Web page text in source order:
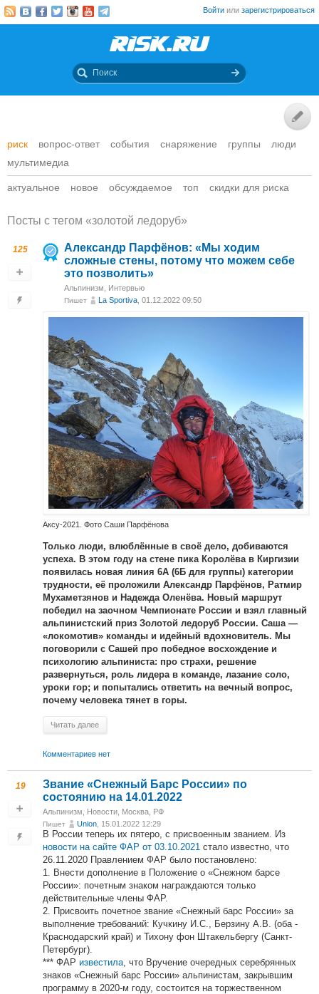
Войти или зарегистрироваться
риск вопрос-ответ события снаряжение группы
люди
мультимедиа
актуальное новое обсуждаемое топ скидки для риска
Посты c тегом «золотой ледоруб»
125
Александр Парфёнов: «Мы ходим
сложные стены, потому что можем себе
это позволить»
Альпинизм Интервью
Пишет La Sportiva , 01.12.2022 09:50
Аксу-2021. Фото Саши Парфёнова
Только люди, влюблённые в своё дело, добиваются
успеха. В этом году на стене пика Королёва в Киргизии
появилась новая линия 6А (6Б для группы) категории
трудности, её проложили Александр Парфёнов, Ратмир
Мухаметзянов и Надежда Оленёва. Новый маршрут
победил на заочном Чемпионате России и взял главный
альпинистский приз Золотой ледоруб России. Саша —
«локомотив» команды и идейный вдохновитель. Мы
поговорили с Сашей про победное восхождение и
психологию альпиниста: про страхи, решение
развернуться, роль лидера в команде, лазание соло,
уроки гор; и попытались ответить на вечный вопрос,
почему человека тянет в горы.
Читать далее
Комментариев нет
19
Звание «Снежный Барс России» по
состоянию на 14.01.2022
Альпинизм Новости Москва, РФ
Пишет Union , 15.01.2022 12:29
В России теперь их пятеро, с присвоенным званием. Из
новости на сайте ФАР от 03.10.2021 стало известно, что
26.11.2020 Правлением ФАР было постановлено:
1. Внести дополнение в Положение о «Снежном барсе
России»: почетным знаком награждаются только
действительные члены ФАР.
2. Присвоить почетное звание «Снежный барс России» за
выполнение требований: Кучкину И.С., Берзину А.В. (оба -
Краснодарский край) и Тихону фон Штакельбергу (Санкт-
Петербург).
*** ФАР известила , что Вручение очередных серебрянных
знаков «Снежный барс России» альпинистам, закрывшим
программу в 2020-м году, состоится на торжественном